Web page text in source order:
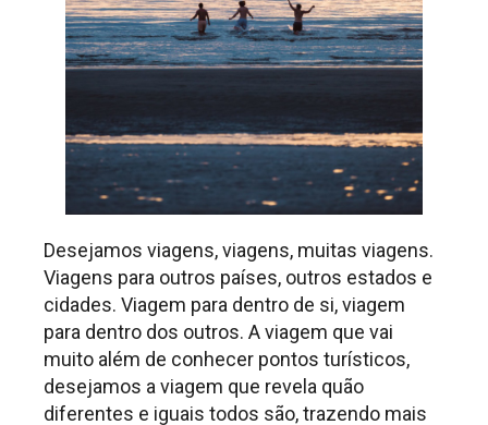
Desejamos viagens, viagens, muitas viagens.
Viagens para outros países, outros estados e
cidades. Viagem para dentro de si, viagem
para dentro dos outros. A viagem que vai
muito além de conhecer pontos turísticos,
desejamos a viagem que revela quão
diferentes e iguais todos são, trazendo mais